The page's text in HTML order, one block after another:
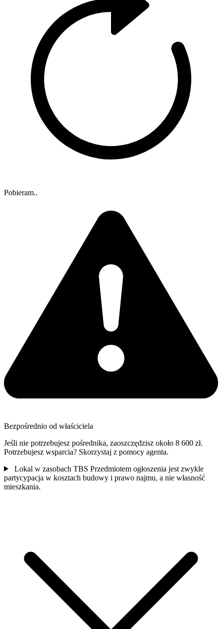
Pobieram..
Bezpośrednio od właściciela
Jeśli nie potrzebujesz pośrednika, zaoszczędzisz około 8 600 zł.
Potrzebujesz wsparcia? Skorzystaj z pomocy agenta.
Lokal w zasobach TBS Przedmiotem ogłoszenia jest zwykle
partycypacja w kosztach budowy i prawo najmu, a nie własność
mieszkania.